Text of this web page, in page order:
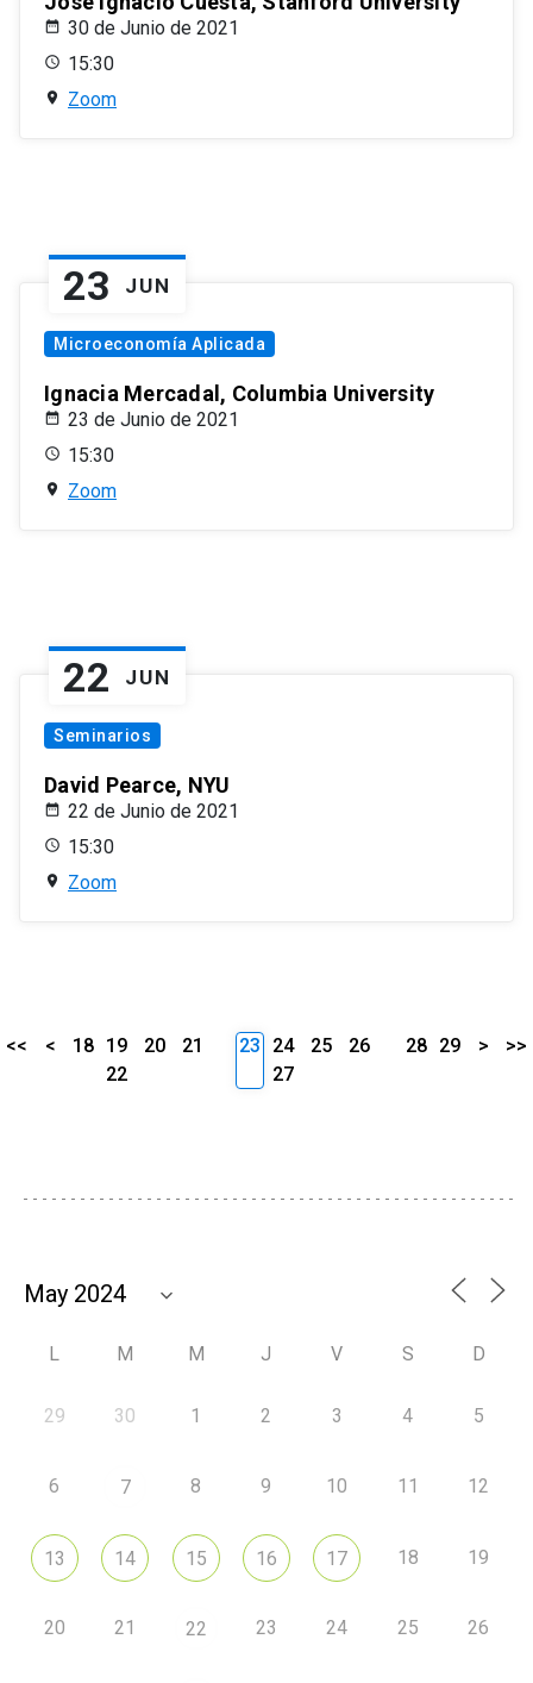
30 de Junio de 2021
15:30
Zoom
23 JUN
Microeconomía Aplicada
Ignacia Mercadal, Columbia University
23 de Junio de 2021
15:30
Zoom
22 JUN
Seminarios
David Pearce, NYU
22 de Junio de 2021
15:30
Zoom
<< < 18 19 20
21
22
23 24 25
26
27
28 29 > >>
L M M J V S D
29 30 1 2 3 4 5
6 7 8 9 10 11 12
13 14 15 16 17 18 19
20 21 22 23 24 25 26